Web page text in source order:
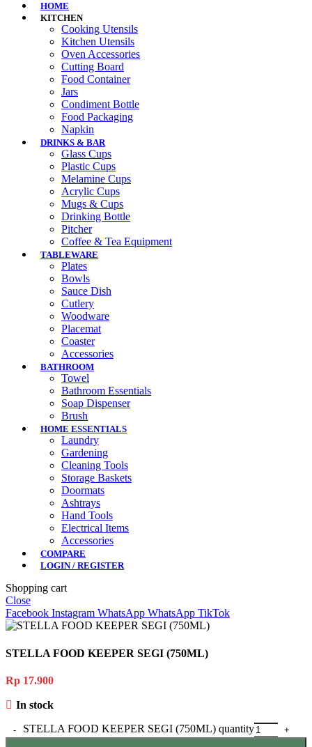
HOME
KITCHEN
Cooking Utensils
Kitchen Utensils
Oven Accessories
Cutting Board
Food Container
Jars
Condiment Bottle
Food Packaging
Napkin
DRINKS & BAR
Glass Cups
Plastic Cups
Melamine Cups
Acrylic Cups
Mugs & Cups
Drinking Bottle
Pitcher
Coffee & Tea Equipment
TABLEWARE
Plates
Bowls
Sauce Dish
Cutlery
Woodware
Placemat
Coaster
Accessories
BATHROOM
Towel
Bathroom Essentials
Soap Dispenser
Brush
HOME ESSENTIALS
Laundry
Gardening
Cleaning Tools
Storage Baskets
Doormats
Ashtrays
Hand Tools
Electrical Items
Accessories
COMPARE
LOGIN / REGISTER
Shopping cart
Close
Facebook Instagram WhatsApp WhatsApp TikTok
STELLA FOOD KEEPER SEGI (750ML)
Rp 17.900
In stock
STELLA FOOD KEEPER SEGI (750ML) quantity